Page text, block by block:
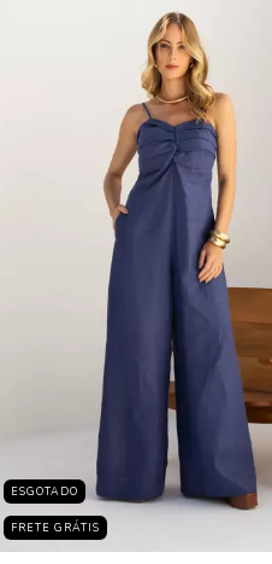
ESGOTADO
FRETE GRÁTIS